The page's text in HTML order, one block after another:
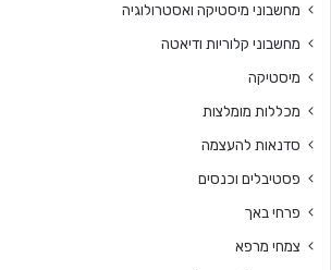
מחשבוני מיסטיקה ואסטרולוגיה
מחשבוני קלוריות ודיאטה
מיסטיקה
מכללות מומלצות
סדנאות להעצמה
פסטיבלים וכנסים
פרחי באך
צמחי מרפא